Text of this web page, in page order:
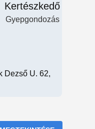
Kertészkedő
Gyepgondozás
Dezső U. 62,